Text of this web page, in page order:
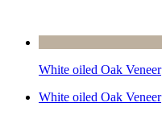
White oiled Oak Veneer
White oiled Oak Veneer